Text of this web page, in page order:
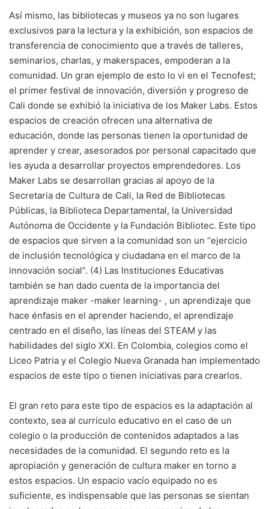
Así mismo, las bibliotecas y museos ya no son lugares
exclusivos para la lectura y la exhibición, son espacios de
transferencia de conocimiento que a través de talleres,
seminarios, charlas, y makerspaces, empoderan a la
comunidad. Un gran ejemplo de esto lo vi en el Tecnofest;
el primer festival de innovación, diversión y progreso de
Cali donde se exhibió la iniciativa de los Maker Labs. Estos
espacios de creación ofrecen una alternativa de
educación, donde las personas tienen la oportunidad de
aprender y crear, asesorados por personal capacitado que
les ayuda a desarrollar proyectos emprendedores. Los
Maker Labs se desarrollan gracias al apoyo de la
Secretaria de Cultura de Cali, la Red de Bibliotecas
Públicas, la Biblioteca Departamental, la Universidad
Autónoma de Occidente y la Fundación Bibliotec. Este tipo
de espacios que sirven a la comunidad son un “ejercicio
de inclusión tecnológica y ciudadana en el marco de la
innovación social”. (4) Las Instituciones Educativas
también se han dado cuenta de la importancia del
aprendizaje maker -maker learning- , un aprendizaje que
hace énfasis en el aprender haciendo, el aprendizaje
centrado en el diseño, las líneas del STEAM y las
habilidades del siglo XXI. En Colombia, colegios como el
Liceo Patria y el Colegio Nueva Granada han implementado
espacios de este tipo o tienen iniciativas para crearlos.
El gran reto para este tipo de espacios es la adaptación al
contexto, sea al currículo educativo en el caso de un
colegio o la producción de contenidos adaptados a las
necesidades de la comunidad. El segundo reto es la
apropiación y generación de cultura maker en torno a
estos espacios. Un espacio vacío equipado no es
suficiente, es indispensable que las personas se sientan